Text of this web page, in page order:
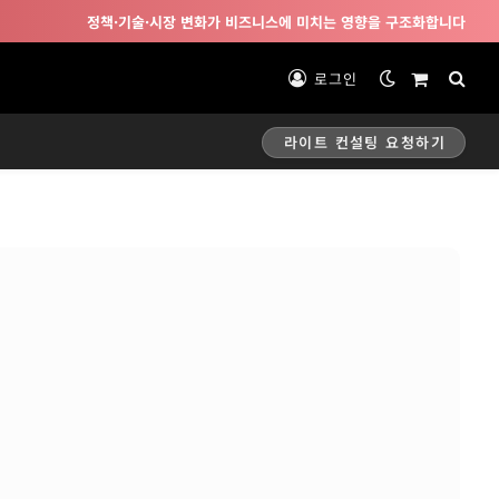
정책·기술·시장 변화가 비즈니스에 미치는 영향을 구조화합니다
로그인
Shopping
Cart
라이트 컨설팅 요청하기